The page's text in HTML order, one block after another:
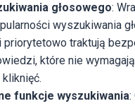
głosowego:
wyszukiwania
traktują
które nie wymagają
funkcje wyszukiwania: